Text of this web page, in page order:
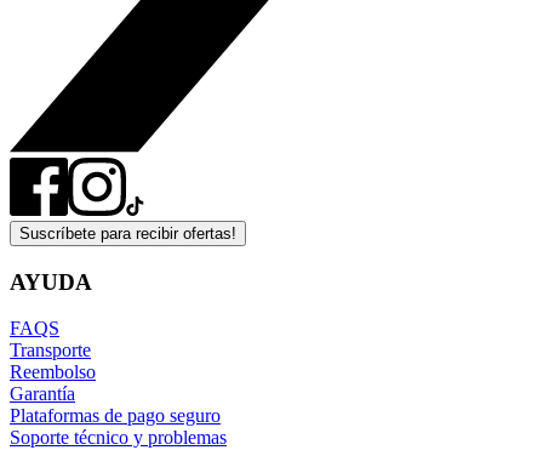
Suscríbete para recibir ofertas!
AYUDA
FAQS
Transporte
Reembolso
Garantía
Plataformas de pago seguro
Soporte técnico y problemas